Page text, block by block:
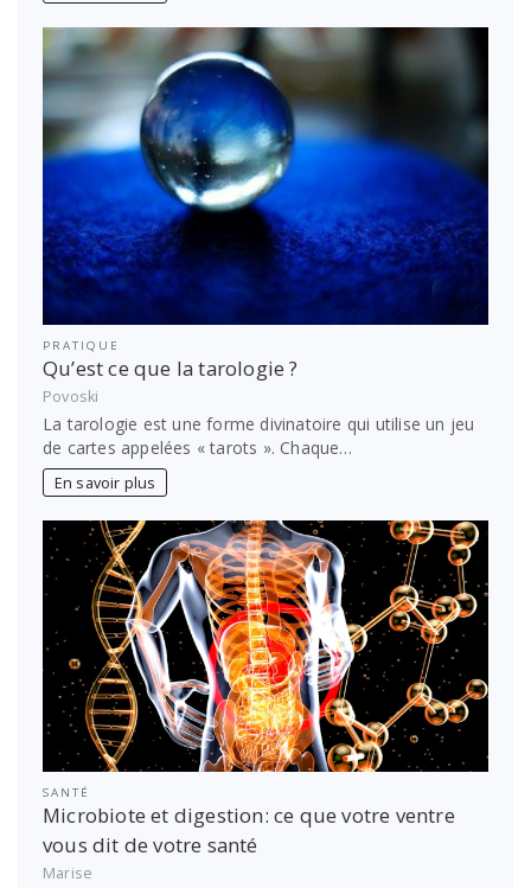
PRATIQUE
Qu’est ce que la tarologie ?
Povoski
La tarologie est une forme divinatoire qui utilise un jeu
de cartes appelées « tarots ». Chaque…
En savoir plus
SANTÉ
Microbiote et digestion: ce que votre ventre
vous dit de votre santé
Marise